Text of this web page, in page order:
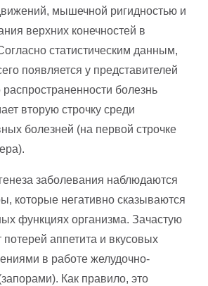
мышечной ригидностью и
верхних конечностей в
статистическим данным,
появляется у представителей
болезнь
вторую строчку среди
болезней (на первой строчке
заболевания наблюдаются
которые негативно сказываются
функциях организма. Зачастую
аппетита и вкусовых
в работе желудочно-
Как правило, это